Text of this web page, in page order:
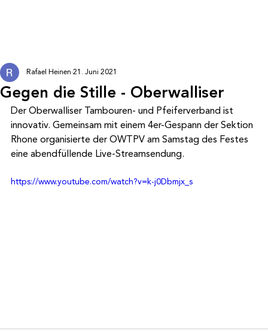
Gegen die Stille - Oberwalliser
Rafael Heinen 21. Juni 2021
Der Oberwalliser Tambouren- und Pfeiferverband ist
innovativ. Gemeinsam mit einem 4er-Gespann der Sektion
Rhone organisierte der OWTPV am Samstag des Festes
eine abendfüllende Live-Streamsendung.
https://www.youtube.com/watch?v=k-j0Dbmjx_s